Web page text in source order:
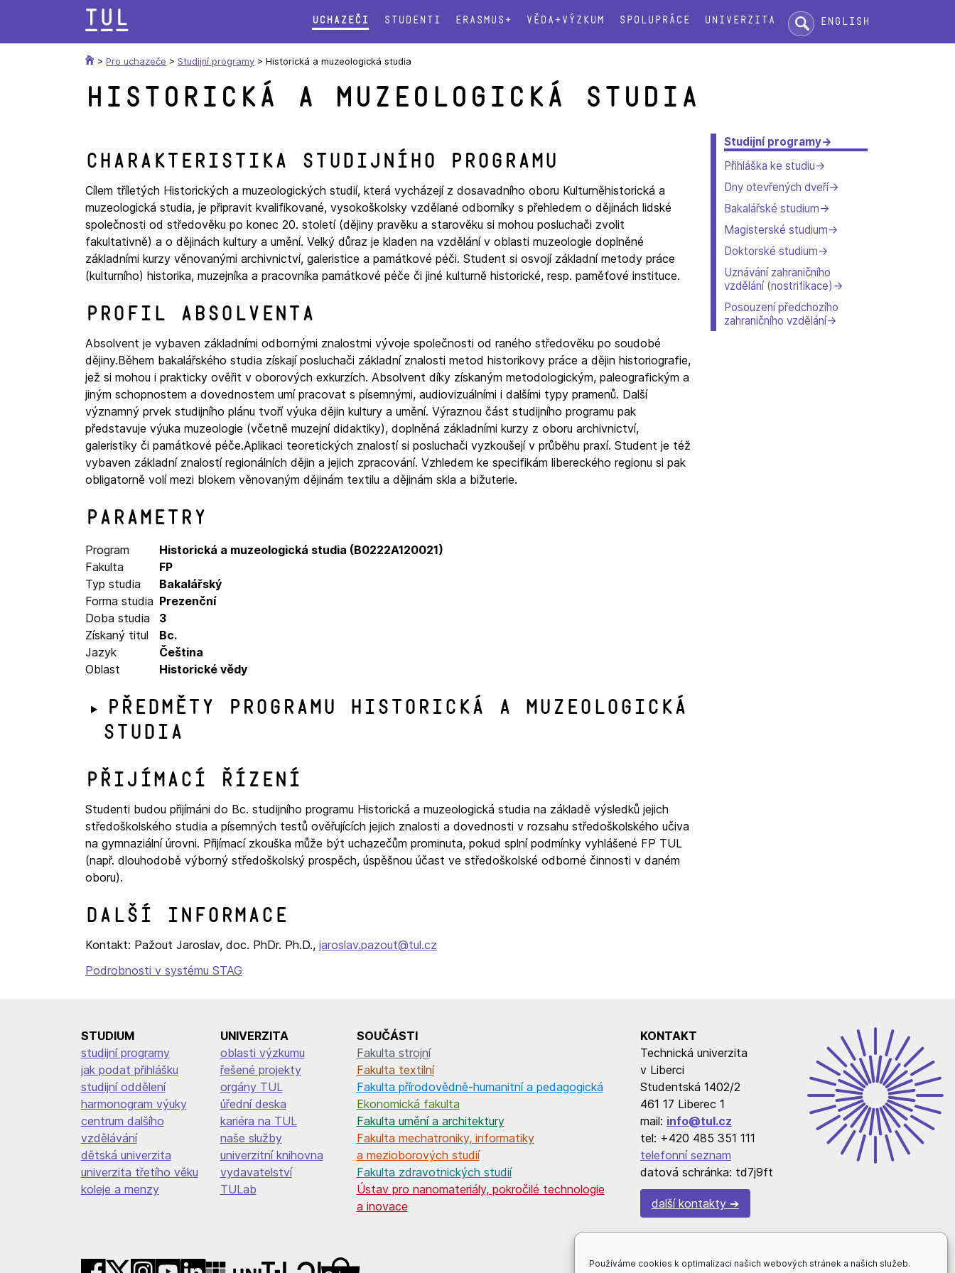
Používáme cookies k optimalizaci našich webových stránek a našich služeb.
text
Uchazeči Studenti Erasmus+ Věda+výzkum Spolupráce Univerzita Hledat:English
Studijní programy
Přihláška ke studiu
Dny otevřených dveří
Bakalářské studium
Magisterské studium
Doktorské studium
Uznávání zahraničního
vzdělání (nostrifikace)
Posouzení předchozího
zahraničního vzdělání
> Pro uchazeče >Studijní programy >Historická a muzeologická studia
Historická a muzeologická studia
Charakteristika studijního programu
Cílem tříletých Historických a muzeologických studií, která vycházejí z dosavadního oboru Kulturněhistorická a
muzeologická studia, je připravit kvalifikované, vysokoškolsky vzdělané odborníky s přehledem o dějinách lidské
společnosti od středověku po konec 20. století (dějiny pravěku a starověku si mohou posluchači zvolit
fakultativně) a o dějinách kultury a umění. Velký důraz je kladen na vzdělání v oblasti muzeologie doplněné
základními kurzy věnovanými archivnictví, galeristice a památkové péči. Student si osvojí základní metody práce
(kulturního) historika, muzejníka a pracovníka památkové péče či jiné kulturně historické, resp. paměťové instituce.
Profil absolventa
Absolvent je vybaven základními odbornými znalostmi vývoje společnosti od raného středověku po soudobé
dějiny.Během bakalářského studia získají posluchači základní znalosti metod historikovy práce a dějin historiografie,
jež si mohou i prakticky ověřit v oborových exkurzích. Absolvent díky získaným metodologickým, paleografickým a
jiným schopnostem a dovednostem umí pracovat s písemnými, audiovizuálními i dalšími typy pramenů. Další
významný prvek studijního plánu tvoří výuka dějin kultury a umění. Výraznou část studijního programu pak
představuje výuka muzeologie (včetně muzejní didaktiky), doplněná základními kurzy z oboru archivnictví,
galeristiky či památkové péče.Aplikaci teoretických znalostí si posluchači vyzkoušejí v průběhu praxí. Student je též
vybaven základní znalostí regionálních dějin a jejich zpracování. Vzhledem ke specifikám libereckého regionu si pak
obligatorně volí mezi blokem věnovaným dějinám textilu a dějinám skla a bižuterie.
Parametry
Program
Historická a muzeologická studia (B0222A120021)
Fakulta
FP
Typ studia
Bakalářský
Forma studia Prezenční
Doba studia
3
Získaný titul
Bc.
Jazyk
Čeština
Oblast
Historické vědy
Předměty programu Historická a muzeologická
studia
Přijímací řízení
Studenti budou přijímáni do Bc. studijního programu Historická a muzeologická studia na základě výsledků jejich
středoškolského studia a písemných testů ověřujících jejich znalosti a dovednosti v rozsahu středoškolského učiva
na gymnaziální úrovni. Přijímací zkouška může být uchazečům prominuta, pokud splní podmínky vyhlášené FP TUL
(např. dlouhodobě výborný středoškolský prospěch, úspěšnou účast ve středoškolské odborné činnosti v daném
oboru).
Další informace
Kontakt: Pažout Jaroslav, doc. PhDr. Ph.D., jaroslav.pazout@tul.cz
Podrobnosti v systému STAG
STUDIUM
studijní programy
jak podat přihlášku
studijní oddělení
harmonogram výuky
centrum dalšího
vzdělávání
dětská univerzita
univerzita třetího věku
koleje a menzy
UNIVERZITA
oblasti výzkumu
řešené projekty
orgány TUL
úřední deska
kariéra na TUL
naše služby
univerzitní knihovna
vydavatelství
TULab
SOUČÁSTI
Fakulta strojní
Fakulta textilní
Fakulta přírodovědně-humanitní a pedagogická
Ekonomická fakulta
Fakulta umění a architektury
Fakulta mechatroniky, informatiky
a mezioborových studií
Fakulta zdravotnických studií
Ústav pro nanomateriály, pokročilé technologie
a inovace
KONTAKT
Technická univerzita
v Liberci
Studentská 1402/2
461 17 Liberec 1
mail: info@tul.cz
tel: +420 485 351 111
telefonní seznam
datová schránka: td7j9ft
další kontakty